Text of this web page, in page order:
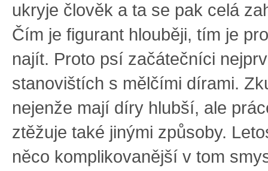
ukryje člověk a ta se pak celá
Čím je figurant hlouběji, tím je
najít. Proto psí začátečníci
stanovištích s mělčími dírami.
nejenže mají díry hlubší, ale
ztěžuje také jinými způsoby.
něco komplikovanější v tom